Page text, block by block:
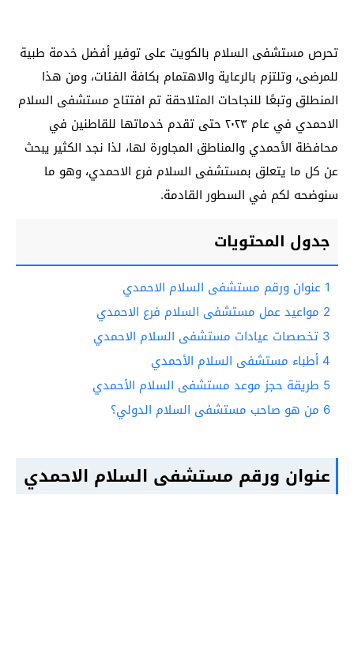
تحرص مستشفى السلام بالكويت على توفير أفضل خدمة طبية
للمرضى، وتلتزم بالرعاية والاهتمام بكافة الفئات، ومن هذا
المنطلق وتبعًا للنجاحات المتلاحقة تم افتتاح مستشفى السلام
الاحمدي في عام ٢٠٢٣ حتى تقدم خدماتها للقاطنين في
محافظة الأحمدي والمناطق المجاورة لها، لذا نجد الكثير يبحث
عن كل ما يتعلق بمستشفى السلام فرع الاحمدي، وهو ما
سنوضحه لكم في السطور القادمة.
جدول المحتويات
1 عنوان ورقم مستشفى السلام الاحمدي
2 مواعيد عمل مستشفى السلام فرع الاحمدي
3 تخصصات عيادات مستشفى السلام الاحمدي
4أطباء مستشفى السلام الأحمدي
5 طريقة حجز موعد مستشفى السلام الأحمدي
6 من هو صاحب مستشفى السلام الدولي؟
عنوان ورقم مستشفى السلام الاحمدي